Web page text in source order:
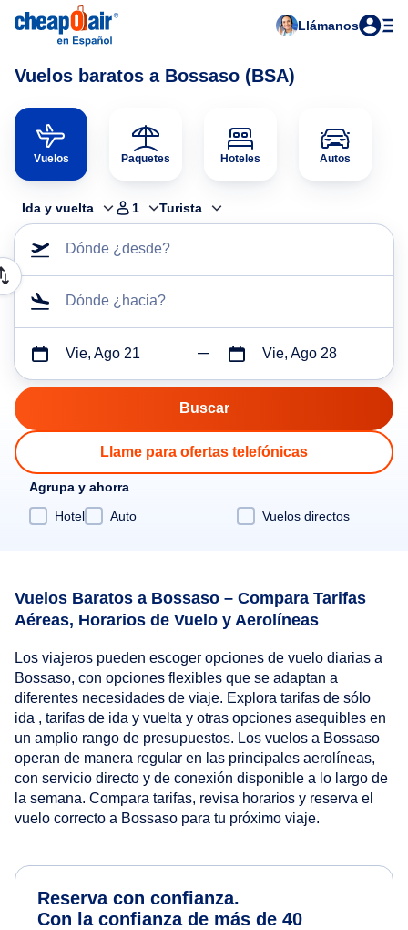
Llámanos
Vuelos baratos a Bossaso (BSA)
Vuelos Paquetes Hoteles Autos
Ida y vuelta 1 Turista
Dónde ¿desde?
Dónde ¿hacia?
Vie, Ago 21 Vie, Ago 28
Llame para ofertas telefónicas
Agrupa y ahorra
Hotel
Auto Vuelos directos
Vuelos Baratos a Bossaso – Compara Tarifas
Aéreas, Horarios de Vuelo y Aerolíneas
Los viajeros pueden escoger opciones de vuelo diarias a
Bossaso, con opciones flexibles que se adaptan a
diferentes necesidades de viaje. Explora tarifas de sólo
ida , tarifas de ida y vuelta y otras opciones asequibles en
un amplio rango de presupuestos. Los vuelos a Bossaso
operan de manera regular en las principales aerolíneas,
con servicio directo y de conexión disponible a lo largo de
la semana. Compara tarifas, revisa horarios y reserva el
vuelo correcto a Bossaso para tu próximo viaje.
Reserva con confianza.
Con la confianza de más de 40